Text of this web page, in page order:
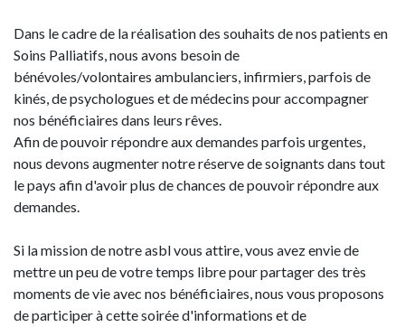
Dans le cadre de la réalisation des souhaits de nos patients en
Soins Palliatifs, nous avons besoin de
bénévoles/volontaires ambulanciers, infirmiers, parfois de
kinés, de psychologues et de médecins pour accompagner
nos bénéficiaires dans leurs rêves.
Afin de pouvoir répondre aux demandes parfois urgentes,
nous devons augmenter notre réserve de soignants dans tout
le pays afin d'avoir plus de chances de pouvoir répondre aux
demandes.
Si la mission de notre asbl vous attire, vous avez envie de
mettre un peu de votre temps libre pour partager des très
moments de vie avec nos bénéficiaires, nous vous proposons
de participer à cette soirée d'informations et de